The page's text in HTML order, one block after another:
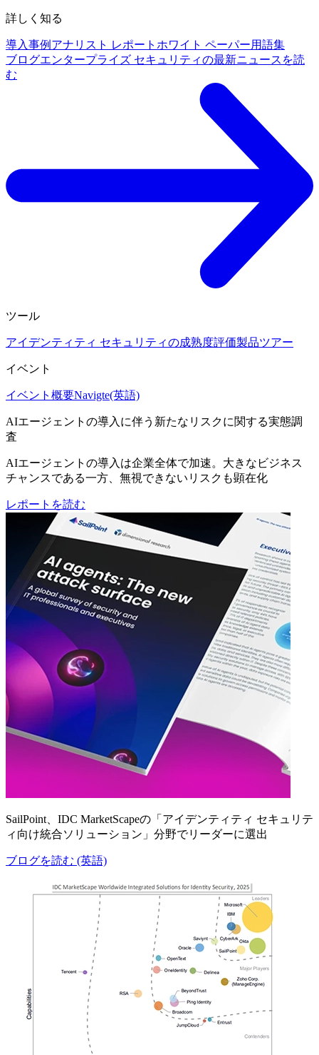
詳しく知る
導入事例 アナリスト レポート ホワイト ペーパー用語集
ブログエンタープライズ セキュリティの最新ニュースを読
む
ツール
アイデンティティ セキュリティの成熟度評価製品ツアー
イベント
イベント概要Navigte(英語)
AIエージェントの導入に伴う新たなリスクに関する実態調
査
AIエージェントの導入は企業全体で加速。大きなビジネス
チャンスである一方、無視できないリスクも顕在化
レポートを読む
SailPoint、IDC MarketScapeの「アイデンティティ セキュリテ
ィ向け統合ソリューション」分野でリーダーに選出
ブログを読む (英語)